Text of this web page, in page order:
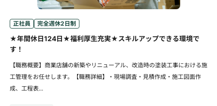
正社員 完全週休2日制
★年間休日124日★福利厚生充実★スキルアップできる環境で
す！
【職務概要】商業店舗の新築やリニューアル、改造時の塗装工事における施
工管理をお任せします。【職務詳細】・現場調査・見積作成・施工図面作
成、工程表...